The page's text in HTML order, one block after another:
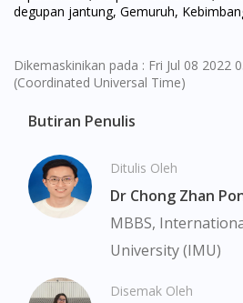
degupan jantung, Gemuruh,
Dikemaskinikan pada : Fri Jul 08 2022
(Coordinated Universal Time)
Butiran Penulis
Ditulis Oleh
Dr Chong Zhan
MBBS,
University (IMU)
Disemak Oleh